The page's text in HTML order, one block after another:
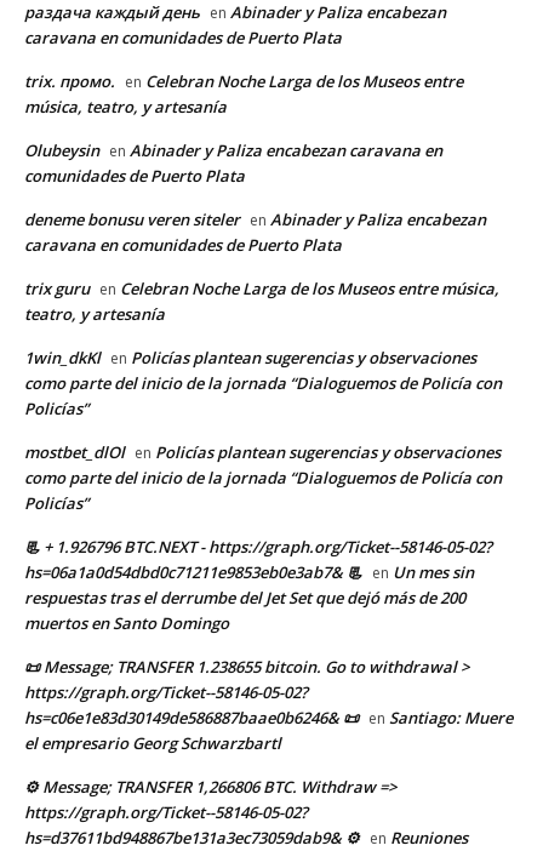
раздача каждый день en Abinader y Paliza encabezan
caravana en comunidades de Puerto Plata
trix. промо. en Celebran Noche Larga de los Museos entre
música, teatro, y artesanía
Olubeysin en Abinader y Paliza encabezan caravana en
comunidades de Puerto Plata
deneme bonusu veren siteler en Abinader y Paliza encabezan
caravana en comunidades de Puerto Plata
trix guru en Celebran Noche Larga de los Museos entre música,
teatro, y artesanía
1win_dkKl en Policías plantean sugerencias y observaciones
como parte del inicio de la jornada “Dialoguemos de Policía con
Policías”
mostbet_dlOl en Policías plantean sugerencias y observaciones
como parte del inicio de la jornada “Dialoguemos de Policía con
Policías”
📃 + 1.926796 BTC.NEXT - https://graph.org/Ticket--58146-05-02?
hs=06a1a0d54dbd0c71211e9853eb0e3ab7& 📃 en Un mes sin
respuestas tras el derrumbe del Jet Set que dejó más de 200
muertos en Santo Domingo
📜 Message; TRANSFER 1.238655 bitcoin. Go to withdrawal >
https://graph.org/Ticket--58146-05-02?
hs=c06e1e83d30149de586887baae0b6246& 📜 en Santiago: Muere
el empresario Georg Schwarzbartl
⚙ Message; TRANSFER 1,266806 BTC. Withdraw =>
https://graph.org/Ticket--58146-05-02?
hs=d37611bd948867be131a3ec73059dab9& ⚙ en Reuniones